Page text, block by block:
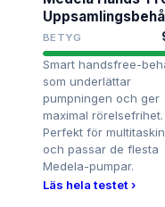
BETYG
Smart handsfree-
som underlättar
pumpningen och ger
maximal rörelsefrihet.
Perfekt för
och passar de flesta
Medela-pumpar.
Läs hela testet ›